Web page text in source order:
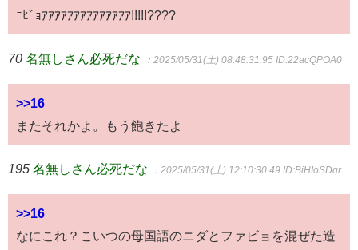
ﾆﾋﾞｮｱｱｱｱｱｱｱｱｱｱｱｱｱｱ!!!!!????
70 名無しさん必死だな ：2025/05/31(土) 08:48:31.95 ID:22acQPOA0
>>16
またそれかよ。もう飽きたよ
195 名無しさん必死だな ：2025/05/31(土) 12:10:30.49 ID:BiHIoSDqr
>>16
なにこれ？こいつの母国語のニダとファビョを混ぜた造